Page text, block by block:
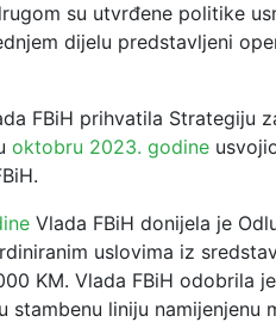
su utvrđene politike
dijelu predstavljeni
FBiH prihvatila Strategiju
oktobru 2023. godine
Vlada FBiH donijela je
uslovima iz
KM. Vlada FBiH odobrila je
liniju namijenjenu